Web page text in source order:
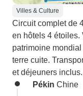
Villes & Culture
Circuit complet de
en hôtels 4 étoiles.
patrimoine
terre cuite.
et déjeuners inclus.
Pékin Chine